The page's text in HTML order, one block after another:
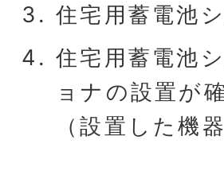
住宅用蓄電池
住宅用蓄電池
ョナの設置が
（設置した機